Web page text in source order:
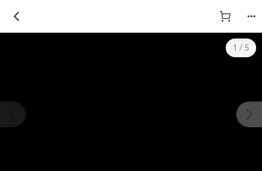
1 / 5